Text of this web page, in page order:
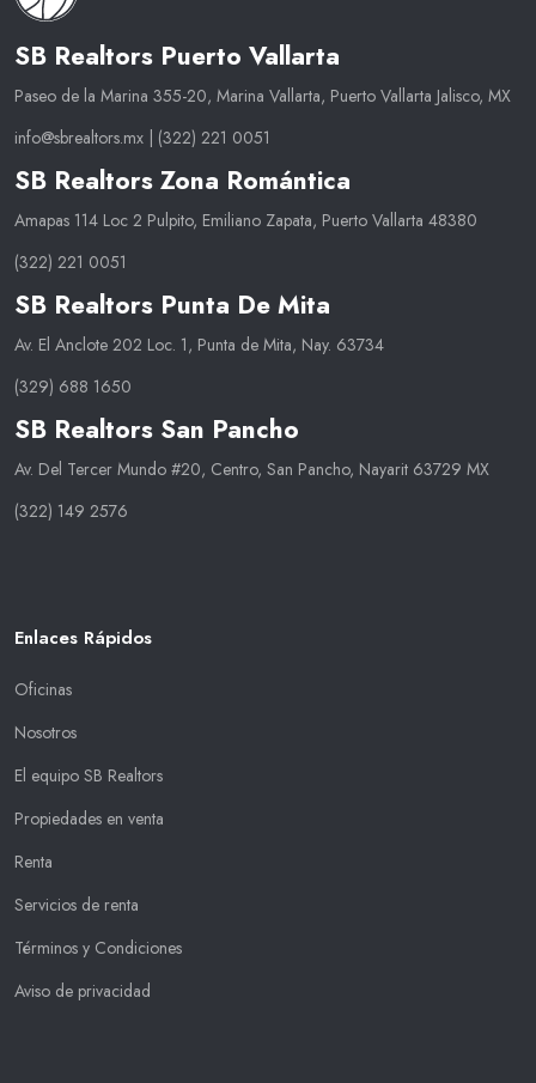
SB Realtors Puerto Vallarta
Paseo de la Marina 355-20, Marina Vallarta, Puerto Vallarta Jalisco, MX
info@sbrealtors.mx
(322) 221 0051
SB Realtors Zona Romántica
Amapas 114 Loc 2 Pulpito, Emiliano Zapata, Puerto Vallarta 48380
(322) 221 0051
SB Realtors Punta De Mita
Av. El Anclote 202 Loc. 1, Punta de Mita, Nay. 63734
(329) 688 1650
SB Realtors San Pancho
Av. Del Tercer Mundo #20, Centro, San Pancho, Nayarit 63729 MX
(322) 149 2576
Enlaces Rápidos
Oficinas
Nosotros
El equipo SB Realtors
Propiedades en venta
Renta
Servicios de renta
Términos y Condiciones
Aviso de privacidad